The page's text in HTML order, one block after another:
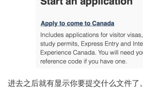
进去之后就有显示你要提交什么文件了。